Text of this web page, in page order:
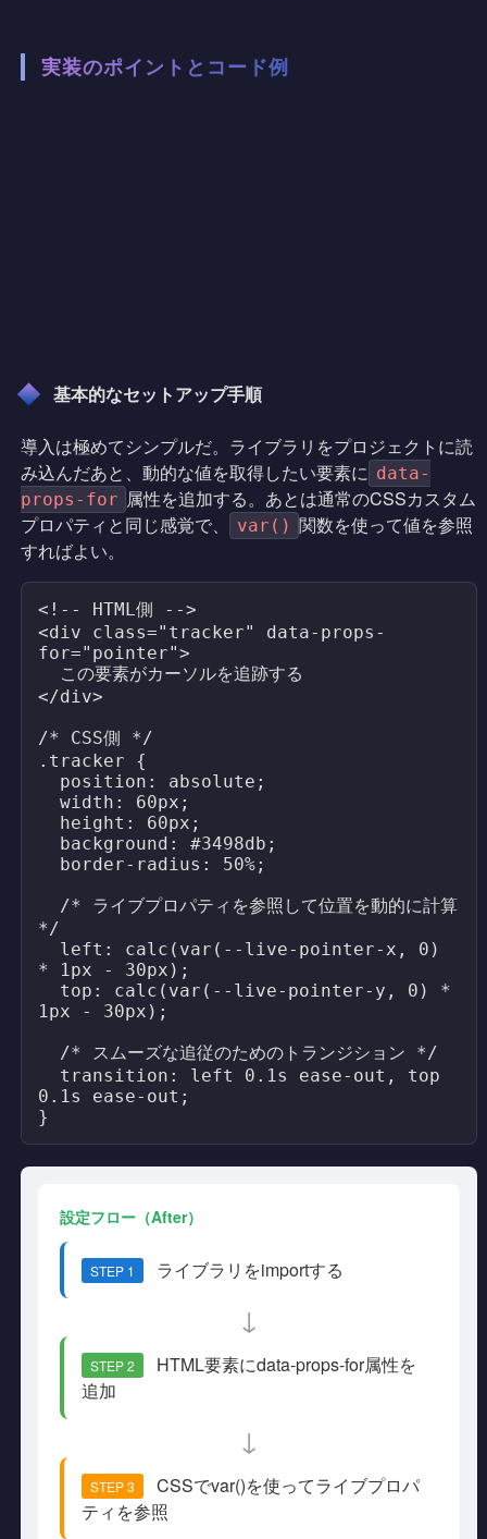
実装のポイントとコード例
基本的なセットアップ手順
導入は極めてシンプルだ。ライブラリをプロジェクトに読
み込んだあと、動的な値を取得したい要素に data-
props-for 属性を追加する。あとは通常のCSSカスタム
プロパティと同じ感覚で、
var() 関数を使って値を参照
すればよい。
<!-- HTML側 -->
<div class="tracker" data-props-
for="pointer">
</div>
/* CSS側 */
.tracker {
*/
* 1px - 30px);
1px - 30px);
0.1s ease-out;
}
設定フロー（After）
STEP 1 ライブラリをimportする
↓
STEP 2
HTML要素にdata-props-for属性を
追加
↓
STEP 3
CSSでvar()を使ってライブプロパ
ティを参照